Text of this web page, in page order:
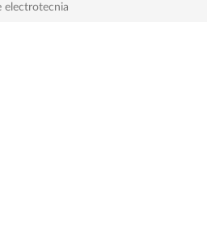
electrotecnia